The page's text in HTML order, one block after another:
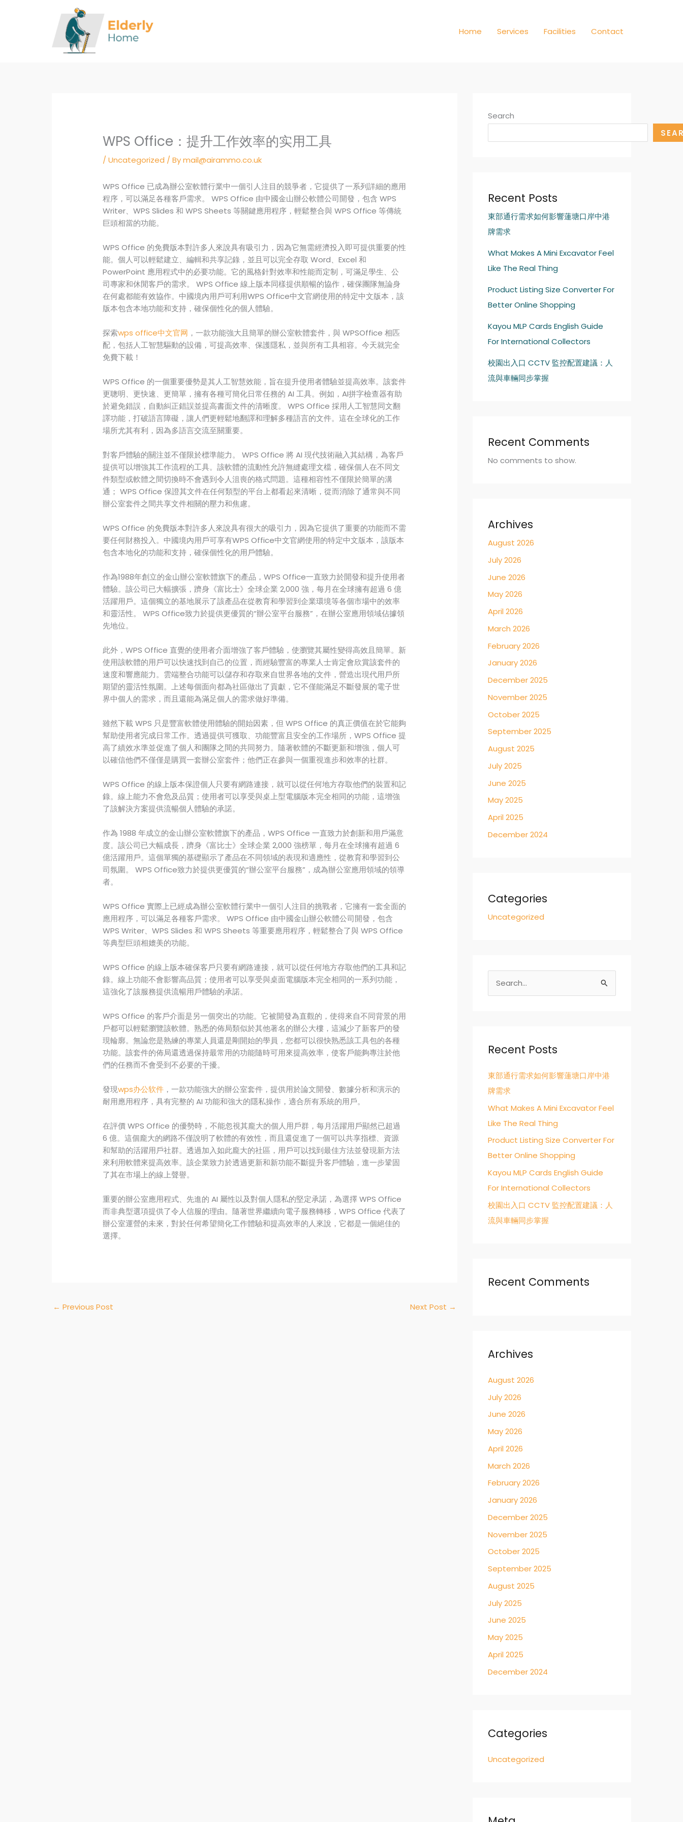
Home Services Facilities Contact
WPS Office：提升工作效率的实用工具
/Uncategorized / Bymail@airammo.co.uk
WPS Office 已成為辦公室軟體行業中一個引人注目的競爭者，它提供了一系列詳細的應用
程序，可以滿足各種客戶需求。 WPS Office 由中國金山辦公軟體公司開發，包含 WPS
Writer、WPS Slides 和 WPS Sheets 等關鍵應用程序，輕鬆整合與 WPS Office 等傳統
巨頭相當的功能。
WPS Office 的免費版本對許多人來說具有吸引力，因為它無需經濟投入即可提供重要的性
能。個人可以輕鬆建立、編輯和共享記錄，並且可以完全存取 Word、Excel 和
PowerPoint 應用程式中的必要功能。它的風格針對效率和性能而定制，可滿足學生、公
司專家和休閒客戶的需求。 WPS Office 線上版本同樣提供順暢的協作，確保團隊無論身
在何處都能有效協作。中國境內用戶可利用WPS Office中文官網使用的特定中文版本，該
版本包含本地功能和支持，確保個性化的個人體驗。
探索wps office中文官网 ，一款功能強大且簡單的辦公室軟體套件，與 WPSOffice 相匹
配，包括人工智慧驅動的設備，可提高效率、保護隱私，並與所有工具相容。今天就完全
免費下載！
WPS Office 的一個重要優勢是其人工智慧效能，旨在提升使用者體驗並提高效率。該套件
更聰明、更快速、更簡單，擁有各種可簡化日常任務的 AI 工具。例如，AI拼字檢查器有助
於避免錯誤，自動糾正錯誤並提高書面文件的清晰度。 WPS Office 採用人工智慧同文翻
譯功能，打破語言障礙，讓人們更輕鬆地翻譯和理解多種語言的文件。這在全球化的工作
場所尤其有利，因為多語言交流至關重要。
對客戶體驗的關注並不僅限於標準能力。 WPS Office 將 AI 現代技術融入其結構，為客戶
提供可以增強其工作流程的工具。該軟體的流動性允許無縫處理文檔，確保個人在不同文
件類型或軟體之間切換時不會遇到令人沮喪的格式問題。這種相容性不僅限於簡單的溝
通； WPS Office 保證其文件在任何類型的平台上都看起來清晰，從而消除了通常與不同
辦公室套件之間共享文件相關的壓力和焦慮。
WPS Office 的免費版本對許多人來說具有很大的吸引力，因為它提供了重要的功能而不需
要任何財務投入。中國境內用戶可享有WPS Office中文官網使用的特定中文版本，該版本
包含本地化的功能和支持，確保個性化的用戶體驗。
作為1988年創立的金山辦公室軟體旗下的產品，WPS Office一直致力於開發和提升使用者
體驗。該公司已大幅擴張，躋身《富比士》全球企業 2,000 強，每月在全球擁有超過 6 億
活躍用戶。這個獨立的基地展示了該產品在從教育和學習到企業環境等各個市場中的效率
和靈活性。 WPS Office致力於提供更優質的“辦公室平台服務”，在辦公室應用領域佔據領
先地位。
此外，WPS Office 直覺的使用者介面增強了客戶體驗，使瀏覽其屬性變得高效且簡單。新
使用該軟體的用戶可以快速找到自己的位置，而經驗豐富的專業人士肯定會欣賞該套件的
速度和響應能力。雲端整合功能可以儲存和存取來自世界各地的文件，營造出現代用戶所
期望的靈活性氛圍。上述每個面向都為社區做出了貢獻，它不僅能滿足不斷發展的電子世
界中個人的需求，而且還能為滿足個人的需求做好準備。
雖然下載 WPS 只是豐富軟體使用體驗的開始因素，但 WPS Office 的真正價值在於它能夠
幫助使用者完成日常工作。透過提供可獲取、功能豐富且安全的工作場所，WPS Office 提
高了績效水準並促進了個人和團隊之間的共同努力。隨著軟體的不斷更新和增強，個人可
以確信他們不僅僅是購買一套辦公室套件；他們正在參與一個重視進步和效率的社群。
WPS Office 的線上版本保證個人只要有網路連接，就可以從任何地方存取他們的裝置和記
錄。線上能力不會危及品質；使用者可以享受與桌上型電腦版本完全相同的功能，這增強
了該解決方案提供流暢個人體驗的承諾。
作為 1988 年成立的金山辦公室軟體旗下的產品，WPS Office 一直致力於創新和用戶滿意
度。該公司已大幅成長，躋身《富比士》全球企業 2,000 強榜單，每月在全球擁有超過 6
億活躍用戶。這個單獨的基礎顯示了產品在不同領域的表現和適應性，從教育和學習到公
司氛圍。 WPS Office致力於提供更優質的“辦公室平台服務”，成為辦公室應用領域的領導
者。
WPS Office 實際上已經成為辦公室軟體行業中一個引人注目的挑戰者，它擁有一套全面的
應用程序，可以滿足各種客戶需求。 WPS Office 由中國金山辦公軟體公司開發，包含
WPS Writer、WPS Slides 和 WPS Sheets 等重要應用程序，輕鬆整合了與 WPS Office
等典型巨頭相媲美的功能。
WPS Office 的線上版本確保客戶只要有網路連接，就可以從任何地方存取他們的工具和記
錄。線上功能不會影響高品質；使用者可以享受與桌面電腦版本完全相同的一系列功能，
這強化了該服務提供流暢用戶體驗的承諾。
WPS Office 的客戶介面是另一個突出的功能。它被開發為直觀的，使得來自不同背景的用
戶都可以輕鬆瀏覽該軟體。熟悉的佈局類似於其他著名的辦公大樓，這減少了新客戶的發
現輪廓。無論您是熟練的專業人員還是剛開始的學員，您都可以很快熟悉該工具包的各種
功能。該套件的佈局還透過保持最常用的功能隨時可用來提高效率，使客戶能夠專注於他
們的任務而不會受到不必要的干擾。
發現wps办公软件 ，一款功能強大的辦公室套件，提供用於論文開發、數據分析和演示的
耐用應用程序，具有完整的 AI 功能和強大的隱私操作，適合所有系統的用戶。
在評價 WPS Office 的優勢時，不能忽視其龐大的個人用戶群，每月活躍用戶顯然已超過
6 億。這個龐大的網路不僅說明了軟體的有效性，而且還促進了一個可以共享指標、資源
和幫助的活躍用戶社群。透過加入如此龐大的社區，用戶可以找到最佳方法並發現新方法
來利用軟體來提高效率。該企業致力於透過更新和新功能不斷提升客戶體驗，進一步鞏固
了其在市場上的線上聲譽。
重要的辦公室應用程式、先進的 AI 屬性以及對個人隱私的堅定承諾，為選擇 WPS Office
而非典型選項提供了令人信服的理由。隨著世界繼續向電子服務轉移，WPS Office 代表了
辦公室運營的未來，對於任何希望簡化工作體驗和提高效率的人來說，它都是一個絕佳的
選擇。
← Previous Post Next Post →
Search
Recent Posts
東部通行需求如何影響蓮塘口岸中港
牌需求
What Makes A Mini Excavator Feel
Like The Real Thing
Product Listing Size Converter For
Better Online Shopping
Kayou MLP Cards English Guide
For International Collectors
校園出入口 CCTV 監控配置建議：人
流與車輛同步掌握
Recent Comments
No comments to show.
Archives
August 2026
July 2026
June 2026
May 2026
April 2026
March 2026
February 2026
January 2026
December 2025
November 2025
October 2025
September 2025
August 2025
July 2025
June 2025
May 2025
April 2025
December 2024
Categories
Uncategorized
e
c
f
o
r
:
Recent Posts
東部通行需求如何影響蓮塘口岸中港
牌需求
What Makes A Mini Excavator Feel
Like The Real Thing
Product Listing Size Converter For
Better Online Shopping
Kayou MLP Cards English Guide
For International Collectors
校園出入口 CCTV 監控配置建議：人
流與車輛同步掌握
Recent Comments
Archives
August 2026
July 2026
June 2026
May 2026
April 2026
March 2026
February 2026
January 2026
December 2025
November 2025
October 2025
September 2025
August 2025
July 2025
June 2025
May 2025
April 2025
December 2024
Categories
Uncategorized